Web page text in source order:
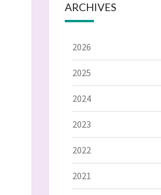
ARCHIVES
2026
2025
2024
2023
2022
2021